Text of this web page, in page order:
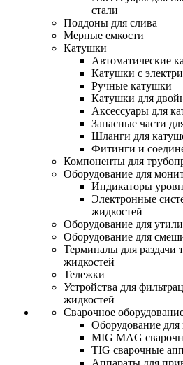
стали
Поддоны для слива
Мерные емкости
Катушки
Автоматические
Катушки с
Ручные катушки
Катушки для
Аксессуары для
Запасные части
Шланги для
Фитинги и
Компоненты для
Оборудование для
Индикаторы
Электронные
жидкостей
Оборудование для
Оборудование для
Терминалы для раздачи
жидкостей
Тележки
Устройства для
жидкостей
Сварочное
Оборудование для
MIG MAG
TIG сварочные